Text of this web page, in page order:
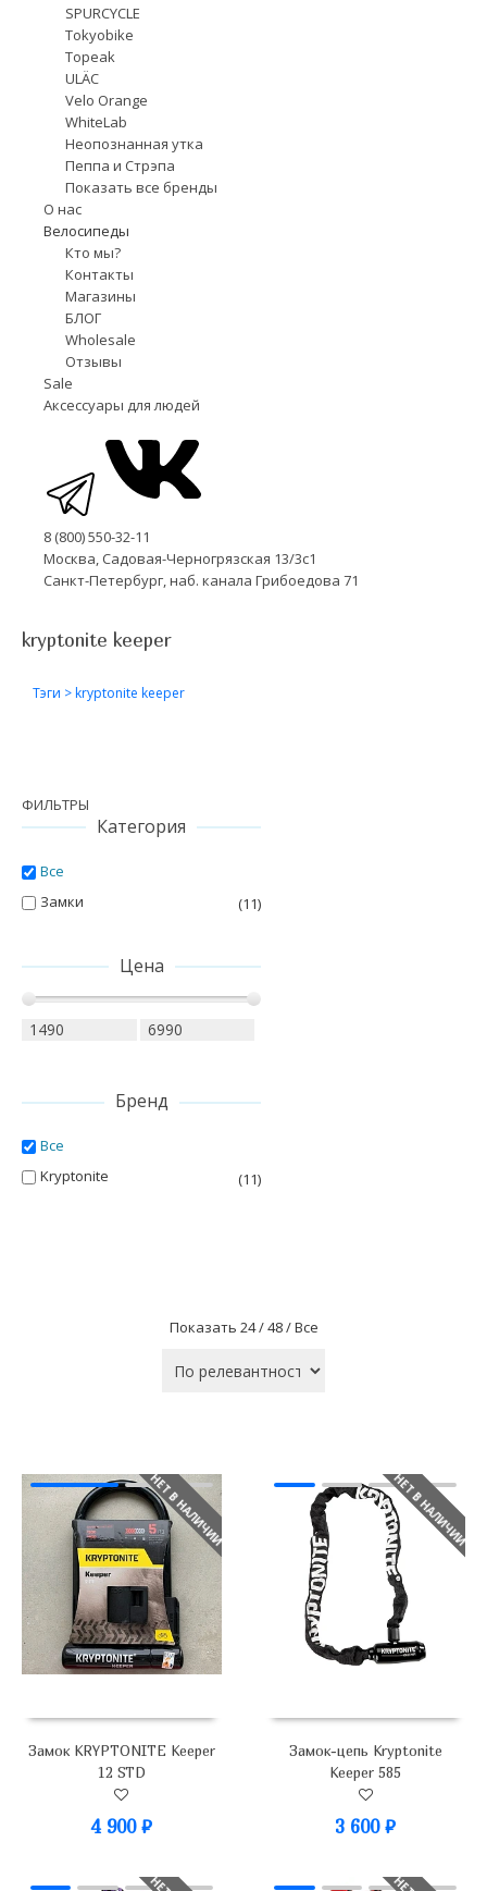
SPURCYCLE
Tokyobike
Topeak
ULÄC
Velo Orange
WhiteLab
Неопознанная утка
Пеппа и Стрэпа
Показать все бренды
О нас
Велосипеды
Кто мы?
Контакты
Магазины
БЛОГ
Wholesale
Отзывы
Sale
Аксессуары для людей
8 (800) 550-32-11
Москва, Садовая-Черногрязская 13/3с1
Санкт-Петербург, наб. канала Грибоедова 71
kryptonite keeper
Тэги >kryptonite keeper
ФИЛЬТРЫ
Категория
Все
Замки
(11)
Цена
Бренд
Все
Kryptonite
(11)
Показать 24 /48 /Все
НЕТ В НАЛИЧИИ
Замок KRYPTONITE Keeper
12 STD
4 900 ₽
НЕТ В НАЛИЧИИ
Замок-цепь Kryptonite
Keeper 585
3 600₽